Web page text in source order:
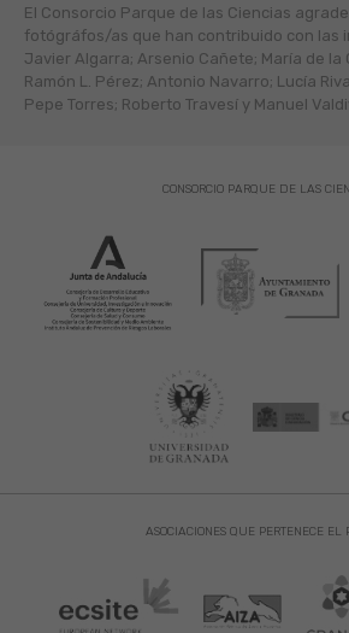
El Consorcio Parque de las Ciencias
fotógráfos/as que han contribuido con las
Javier Algarra; Arsenio Cañete; María de la
Ramón L. Pérez; Antonio Navarro; Lucía
Pepe Torres; Roberto Travesí y Manuel
ASOCIACIONES QUE PERTENECE EL
CONSORCIO PARQUE DE LAS